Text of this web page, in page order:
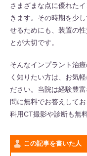
さまざまな点に優れた
きます。その時期を少
せるためにも、装置の
とが大切です。
そんなインプラント治
く知りたい方は、お気
ださい。当院は経験豊
問に無料でお答えして
科用CT撮影や診断も無
この記事を書いた人